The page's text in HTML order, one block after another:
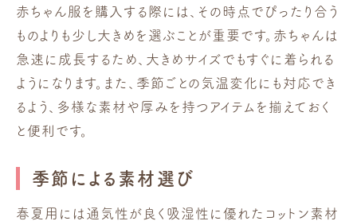
赤ちゃん服を購入する際には、その時点でぴったり合う
ものよりも少し大きめを選ぶことが重要です。赤ちゃんは
急速に成長するため、大きめサイズでもすぐに着られる
ようになります。また、季節ごとの気温変化にも対応でき
るよう、多様な素材や厚みを持つアイテムを揃えておく
と便利です。
季節による素材選び
春夏用には通気性が良く吸湿性に優れたコットン素材